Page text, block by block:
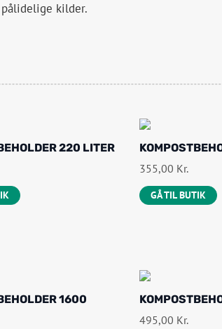
pålidelige kilder.
220 LITER
355,00 Kr.
GÅ TIL BUTIK
1600
495,00 Kr.